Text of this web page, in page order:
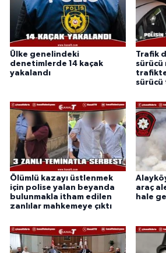
Ülke genelindeki
denetimlerde 14 kaçak
yakalandı
Trafik
sürücü
sürücü
Ölümlü kazayı üstlenmek
için polise yalan beyanda
bulunmakla itham edilen
zanlılar mahkemeye çıktı
araç
hale